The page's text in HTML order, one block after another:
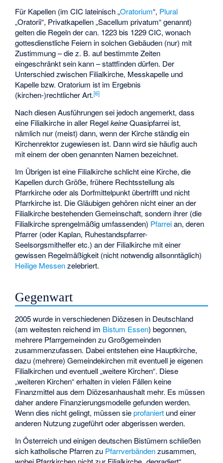
Für Kapellen (im CIC lateinisch „Oratorium“, Plural
„Oratorii“, Privatkapellen „Sacellum privatum“ genannt)
gelten die Regeln der can. 1223 bis 1229 CIC, wonach
gottesdienstliche Feiern in solchen Gebäuden (nur) mit
Zustimmung – die z. B. auf bestimmte Zeiten
eingeschränkt sein kann – stattfinden dürfen. Der
Unterschied zwischen Filialkirche, Messkapelle und
Kapelle bzw. Oratorium ist im Ergebnis
(kirchen-)rechtlicher Art.[6]
Nach diesen Ausführungen sei jedoch angemerkt, dass
eine Filialkirche in aller RegelkeineQuasipfarrei ist,
nämlich nur (meist) dann, wenn der Kirche ständig ein
Kirchenrektor zugewiesen ist. Dann wird sie häufig auch
mit einem der oben genannten Namen bezeichnet.
Im Übrigen ist eine Filialkirche schlicht eine Kirche, die
Kapellen durch Größe, frühere Rechtsstellung als
Pfarrkirche oder als Dorfmittelpunkt übertrifft und nicht
Pfarrkirche ist. Die Gläubigen gehören nicht einer an der
Filialkirche bestehenden Gemeinschaft, sondern ihrer (die
Filialkirche sprengelmäßig umfassenden) Pfarreian, deren
Pfarrer (oder Kaplan, Ruhestandspfarrer-
Seelsorgsmithelfer etc.) an der Filialkirche mit einer
gewissen Regelmäßigkeit (nicht notwendig allsonntäglich)
Heilige Messenzelebriert.
Gegenwart
2005 wurde in verschiedenen Diözesen in Deutschland
(am weitesten reichend im Bistum Essen) begonnen,
mehrere Pfarrgemeinden zu Großgemeinden
zusammenzufassen. Dabei entstehen eine Hauptkirche,
dazu (mehrere) Gemeindekirchen mit eventuell je eigenen
Filialkirchen und eventuell „weitere Kirchen“. Diese
„weiteren Kirchen“ erhalten in vielen Fällen keine
Finanzmittel aus dem Diözesanhaushalt mehr. Es müssen
daher andere Finanzierungsmodelle gefunden werden.
Wenn dies nicht gelingt, müssen sieprofaniert und einer
anderen Nutzung zugeführt oder abgerissen werden.
In Österreich und einigen deutschen Bistümern schließen
sich katholische Pfarren zu Pfarrverbändenzusammen,